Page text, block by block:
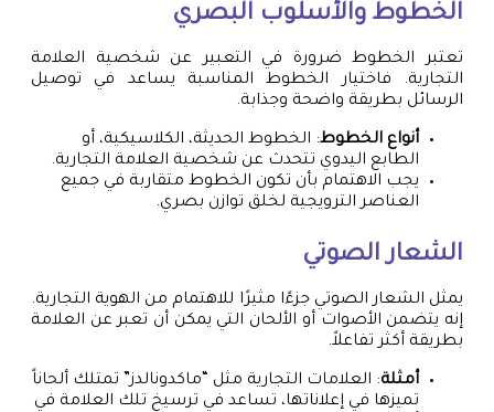
الخطوط والأسلوب البصري
تعتبر الخطوط ضرورة في التعبير عن شخصية العلامة
التجارية. فاختيار الخطوط المناسبة يساعد في توصيل
الرسائل بطريقة واضحة وجذابة.
أنواع الخطوط: الخطوط الحديثة، الكلاسيكية، أو
الطابع اليدوي تتحدث عن شخصية العلامة التجارية.
يجب الاهتمام بأن تكون الخطوط متقاربة في جميع
العناصر الترويجية لخلق توازن بصري.
الشعار الصوتي
يمثل الشعار الصوتي جزءًا مثيرًا للاهتمام من الهوية التجارية.
إنه يتضمن الأصوات أو الألحان التي يمكن أن تعبر عن العلامة
بطريقة أكثر تفاعلاً.
أمثلة: العلامات التجارية مثل “ماكدونالدز” تمتلك ألحاناً
تميزها في إعلاناتها، تساعد في ترسيخ تلك العلامة في